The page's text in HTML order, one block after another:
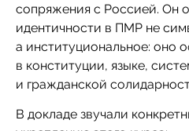
сопряжения с Россией. Он
идентичности в ПМР не
а институциональное: оно
в конституции, языке,
и гражданской
В докладе звучали